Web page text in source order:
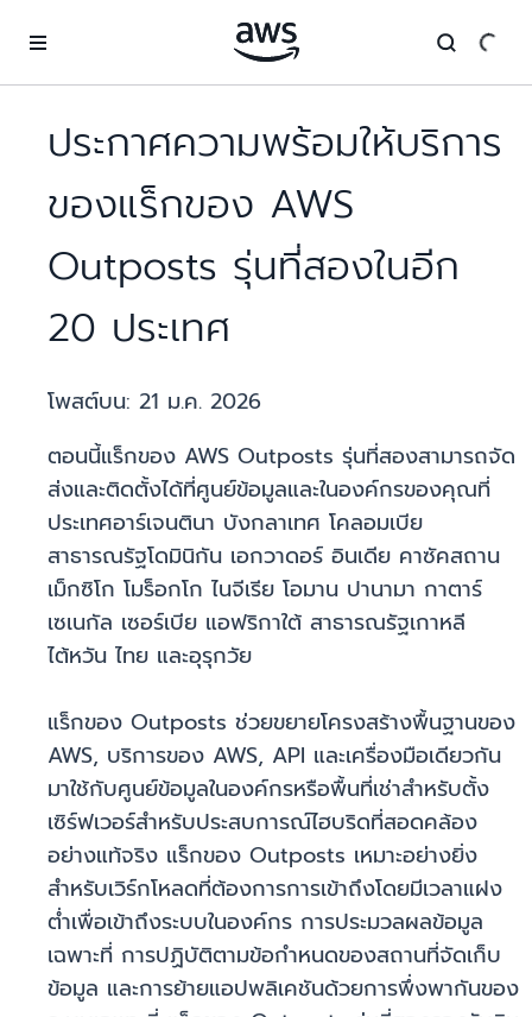
ประกาศความพร้อมให้บริการ
ของแร็กของ AWS
Outposts รุ่นที่สองในอีก
20 ประเทศ
โพสต์บน: 21 ม.ค. 2026
ตอนนี้แร็กของ AWS Outposts รุ่นที่สองสามารถจัด
ส่งและติดตั้งได้ที่ศูนย์ข้อมูลและในองค์กรของคุณที่
ประเทศอาร์เจนตินา บังกลาเทศ โคลอมเบีย
สาธารณรัฐโดมินิกัน เอกวาดอร์ อินเดีย คาซัคสถาน
เม็กซิโก โมร็อกโก ไนจีเรีย โอมาน ปานามา กาตาร์
เซเนกัล เซอร์เบีย แอฟริกาใต้ สาธารณรัฐเกาหลี
ไต้หวัน ไทย และอุรุกวัย
แร็กของ Outposts ช่วยขยายโครงสร้างพื้นฐานของ
AWS, บริการของ AWS, API และเครื่องมือเดียวกัน
มาใช้กับศูนย์ข้อมูลในองค์กรหรือพื้นที่เช่าสำหรับตั้ง
เซิร์ฟเวอร์สำหรับประสบการณ์ไฮบริดที่สอดคล้อง
อย่างแท้จริง แร็กของ Outposts เหมาะอย่างยิ่ง
สำหรับเวิร์กโหลดที่ต้องการการเข้าถึงโดยมีเวลาแฝง
ต่ำเพื่อเข้าถึงระบบในองค์กร การประมวลผลข้อมูล
เฉพาะที่ การปฏิบัติตามข้อกำหนดของสถานที่จัดเก็บ
ข้อมูล และการย้ายแอปพลิเคชันด้วยการพึ่งพากันของ